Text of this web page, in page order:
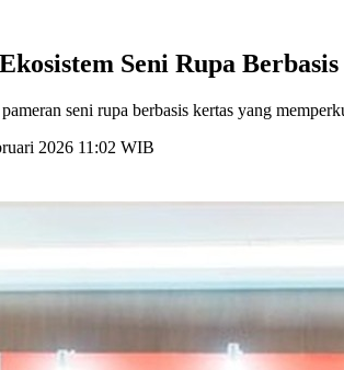
Seni Rupa
seni rupa berbasis kertas yang
2026 11:02 WIB